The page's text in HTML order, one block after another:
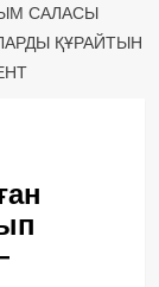
САЛАСЫ
ҚҰРАЙТЫН